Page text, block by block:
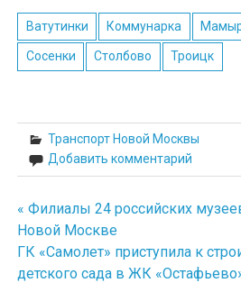
Ватутинки Коммунарка
Сосенки Столбово Троицк
Транспорт Новой Москвы
Добавить комментарий
Навигация
по
записям
« Филиалы 24 российских
Новой Москве
ГК «Самолет» приступила к
детского сада в ЖК